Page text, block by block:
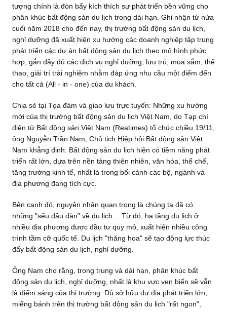
tượng chính là đòn bẩy kích thích sự phát triển bền vững cho
phân khúc bất động sản du lịch trong dài hạn. Ghi nhận từ nửa
cuối năm 2018 cho đến nay, thị trường bất động sản du lịch,
nghỉ dưỡng đã xuất hiện xu hướng các doanh nghiệp tập trung
phát triển các dự án bất động sản du lịch theo mô hình phức
hợp, gắn đầy đủ các dịch vụ nghỉ dưỡng, lưu trú, mua sắm, thể
thao, giải trí trải nghiệm nhằm đáp ứng nhu cầu một điểm đến
cho tất cả (All - in - one) của du khách.
Chia sẻ tại Tọa đàm và giao lưu trực tuyến: Những xu hướng
mới của thị trường bất động sản du lịch Việt Nam, do Tạp chí
điện tử Bất động sản Việt Nam (Reatimes) tổ chức chiều 19/11,
ông Nguyễn Trần Nam, Chủ tịch Hiệp hội Bất động sản Việt
Nam khẳng định: Bất động sản du lịch hiện có tiềm năng phát
triển rất lớn, dựa trên nền tảng thiên nhiên, văn hóa, thể chế,
tăng trưởng kinh tế, nhất là trong bối cảnh các bộ, ngành và
địa phương đang tích cực.
Bên cạnh đó, nguyên nhân quan trọng là chúng ta đã có
những "sếu đầu đàn" về du lịch… Từ đó, hạ tầng du lịch ở
nhiều địa phương được đầu tư quy mô, xuất hiện nhiều công
trình tầm cỡ quốc tế. Du lịch "thăng hoa" sẽ tạo động lực thúc
đẩy bất động sản du lịch, nghỉ dưỡng.
Ông Nam cho rằng, trong trung và dài hạn, phân khúc bất
động sản du lịch, nghỉ dưỡng, nhất là khu vực ven biển sẽ vẫn
là điểm sáng của thị trường. Dù sở hữu dư địa phát triển lớn,
miếng bánh trên thị trường bất động sản du lịch "rất ngon",